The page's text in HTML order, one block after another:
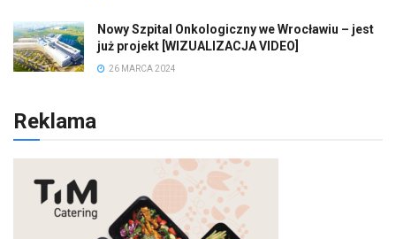
Nowy Szpital Onkologiczny we Wrocławiu – jest
już projekt [WIZUALIZACJA VIDEO]
26 MARCA 2024
Reklama